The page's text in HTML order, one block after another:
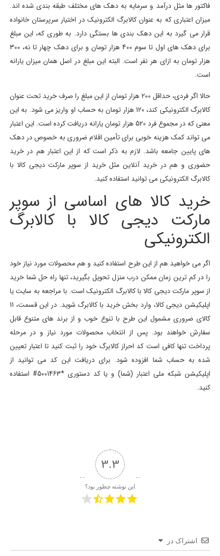
فاکتور ها مثل درآمد و سرمایه به دهک های مختلف طبقه بندی شده اند.
میزان اعتباری که به عنوان کالابرگ الکترونیک در اختیار سرپرستان خانواده
قرار می گیرد به این دهک بندی ها بستگی دارد. به طوری که، این مبلغ
برای دهک های اول تا سوم 400 هزار تومان و برای دهک چهار تا نه، 300
هزار تومان به ازای هر نفر است. البته این مبلغ در اصل همان میزان یارانه
است.
حالا اگر فردی، حداقل 200 هزار تومان از این مبلغ را صرف خرید تحت عنوان
کالابرگ الکترونیکی کند، 120 هزار تومان به حساب او واریز می شود. به این
معنی که در مجموع فرد 520 هزار تومان یارانه دریافت کرده است. این اعتبار
می تواند کمک هزینه خوبی برای تأمین اقلام ضروری به خصوص در دهک
های پایین جامعه باشد. لازم به ذکر است که از این اعتبار هم در خرید
حضوری و هم در خرید آنلاین مثل خرید از سوپر مارکت دیجی کالا با
کالابرگ الکترونیکی می توانید استفاده کنید.
خرید کالا های اساسی از سوپر
مارکت دیجی کالا با کالابرگ
الکترونیکی
اگر می خواهید هم از این طرح استفاده کنید و هم محصولات مورد نیاز خود
را در کم ترین زمان ممکن درب منزل تحویل بگیرید، تنها راه حل شما خرید
از سوپر مارکت دیجی کالا با کالابرگ الکترونیک است. با مراجعه به سایت یا
اپلیکیشن دیجی کالا، وارد بخش خرید با کالابرگ شوید. در این قسمت، 11
کالای ضروری مشمول این طرح با تنوع خوب و از برند های متنوع قابل
سفارش خواهند بود. پس از انتخاب محصولات مورد نیاز و در مرحله
پرداخت تنها کافی است کد احراز کالابرگ خود را ثبت کنید تا اعتبار تعیین
شده به حساب شما افزوده شود. برای دریافت این کد می توانید از
اپلیکیشن شبکه ملی اعتبار (شما) و یا کد دستوری *5001463# استفاده
کنید.
3.3
این نوشته چطور بود؟
اشتراک در